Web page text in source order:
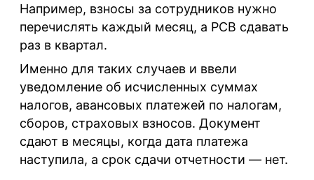
Например, взносы за сотрудников нужно
перечислять каждый месяц, а РСВ сдавать
раз в квартал.
Именно для таких случаев и ввели
уведомление об исчисленных суммах
налогов, авансовых платежей по налогам,
сборов, страховых взносов. Документ
сдают в месяцы, когда дата платежа
наступила, а срок сдачи отчетности — нет.